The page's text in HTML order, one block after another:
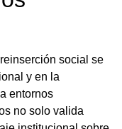
social se
y en la
entornos
no solo valida